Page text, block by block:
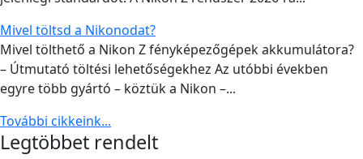
Mivel töltsd a Nikonodat?
Mivel tölthető a Nikon Z fényképezőgépek akkumulátora?
– Útmutató töltési lehetőségekhez Az utóbbi években
egyre több gyártó – köztük a Nikon –...
További cikkeink...
Legtöbbet rendelt